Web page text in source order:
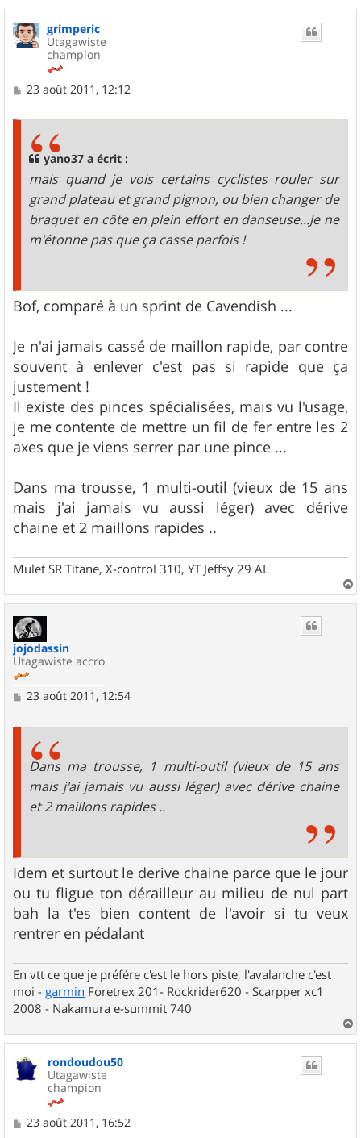
grimperic
Utagawiste
champion
M
23 août 2011, 12:12
yano37 a écrit :
mais quand je vois certains cyclistes rouler sur
grand plateau et grand pignon, ou bien changer de
braquet en côte en plein effort en danseuse...Je ne
m'étonne pas que ça casse parfois !
Bof, comparé à un sprint de Cavendish ...
Je n'ai jamais cassé de maillon rapide, par contre
souvent à enlever c'est pas si rapide que ça
justement !
Il existe des pinces spécialisées, mais vu l'usage,
je me contente de mettre un fil de fer entre les 2
axes que je viens serrer par une pince ...
Dans ma trousse, 1 multi-outil (vieux de 15 ans
mais j'ai jamais vu aussi léger) avec dérive
chaine et 2 maillons rapides ..
Mulet SR Titane, X-control 310, YT Jeffsy 29 AL
a
jojodassin
Utagawiste accro
M
23 août 2011, 12:54
Dans ma trousse, 1 multi-outil (vieux de 15 ans
mais j'ai jamais vu aussi léger) avec dérive chaine
et 2 maillons rapides ..
Idem et surtout le derive chaine parce que le jour
ou tu fligue ton dérailleur au milieu de nul part
bah la t'es bien content de l'avoir si tu veux
rentrer en pédalant
En vtt ce que je préfére c'est le hors piste, l'avalanche c'est
moi - garmin Foretrex 201- Rockrider620 - Scarpper xc1
2008 - Nakamura e-summit 740
a
rondoudou50
Utagawiste
champion
M
23 août 2011, 16:52